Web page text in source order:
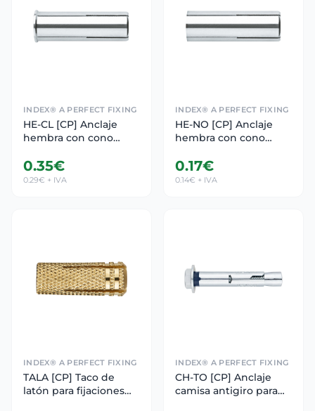
INDEX® A PERFECT FIXING
HE-CL [CP] Anclaje
hembra con cono
cargas. Con collarín.
Zincado. Homologado
0.35€
0.29€ + IVA
INDEX® A PERFECT FIXING
HE-NO [CP] Anclaje
hembra con cono
cargas. Zincado
0.17€
0.14€ + IVA
INDEX® A PERFECT FIXING
TALA [CP] Taco de
latón para fijaciones
INDEX® A PERFECT FIXING
CH-TO [CP] Anclaje
camisa antigiro para